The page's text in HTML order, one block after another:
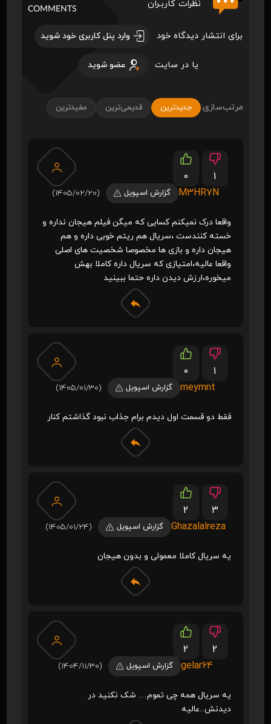
نظرات کاربـران COMMENTS
برای انتشار دیدگاه خود وارد پنل کاربری خود شوید
یا در سایت عضو شوید
مرتب‌سازی: جدیدترین قدیمی‌ترین مفیدترین
0
1
M3HR7N
گزارش اسپویل (1405/02/20)
واقعا درک نمیکنم کسایی که میگن فیلم هیجان نداره و
خسته کنندست ،سریال هم ریتم خوبی داره و هم
هیجان داره و بازی ها مخصوصا شخصیت های اصلی
واقعا عالیه،امتیازی که سریال داره کاملا بهش
میخوره،ارزش دیدن داره حتما ببینید
0
1
meymnt
گزارش اسپویل (1405/01/30)
فقط دو قسمت اول دیدم برام جذاب نبود گذاشتم کنار
2
3
Ghazalalreza
گزارش اسپویل (1405/01/24)
یه سریال کاملا معمولی و بدون هیجان
2
2
gelar64
گزارش اسپویل (1404/11/30)
یه سریال همه چی تموم… شک نکنید در
دیدنش..عالیه